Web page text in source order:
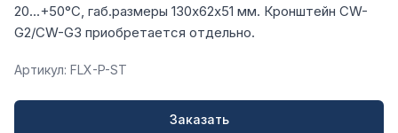
20...+50°C, габ.размеры 130x62х51 мм. Кронштейн CW-
G2/CW-G3 приобретается отдельно.
Артикул: FLX-P-ST
Заказать